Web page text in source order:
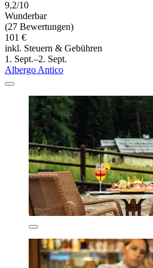
9,2/10
Wunderbar
(27 Bewertungen)
101 €
inkl. Steuern & Gebühren
1. Sept.–2. Sept.
Albergo Antico